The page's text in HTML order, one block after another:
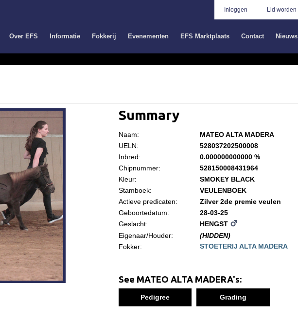
Inloggen Lid worden
Over EFS Informatie Fokkerij Evenementen EFS Marktplaats Contact Nieuws
Summary
Naam:
MATEO ALTA MADERA
UELN:
528037202500008
Inbred:
0.000000000000 %
Chipnummer:
528150008431964
Kleur:
SMOKEY BLACK
Stamboek:
VEULENBOEK
Actieve predicaten:
Zilver 2de premie veulen
Geboortedatum:
28-03-25
Geslacht:
HENGST
Eigenaar/Houder:
(HIDDEN)
Fokker:
STOETERIJ ALTA MADERA
See MATEO ALTA MADERA's:
Pedigree Grading